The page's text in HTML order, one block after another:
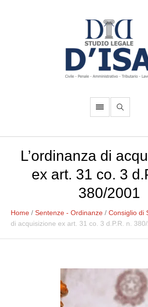
L’ordinanza di
ex art. 31 co. 3
380/2001
Home /Sentenze - Ordinanze /Consiglio di
di acquisizione ex art. 31 co. 3 d.P.R. n. 380/